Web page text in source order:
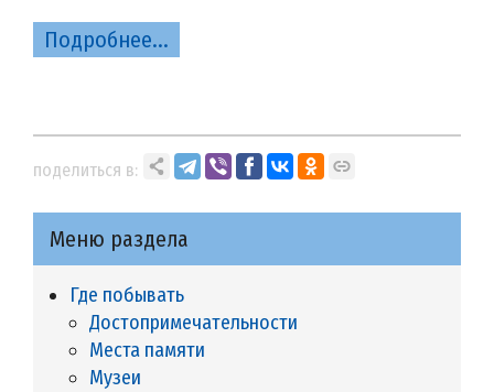
Подробнее...
поделиться в:
Меню раздела
Где побывать
Достопримечательности
Места памяти
Музеи